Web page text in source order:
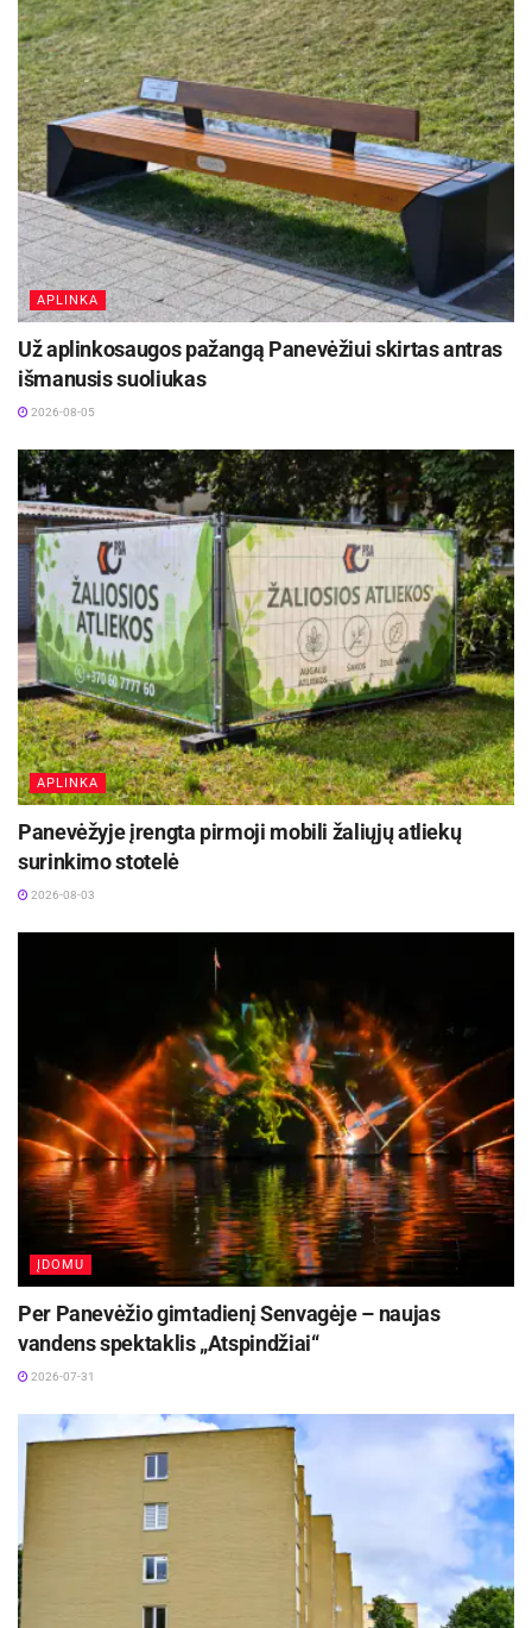
APLINKA
Už aplinkosaugos pažangą Panevėžiui skirtas antras
išmanusis suoliukas
2026-08-05
APLINKA
Panevėžyje įrengta pirmoji mobili žaliųjų atliekų
surinkimo stotelė
2026-08-03
ĮDOMU
Per Panevėžio gimtadienį Senvagėje – naujas
vandens spektaklis „Atspindžiai“
2026-07-31